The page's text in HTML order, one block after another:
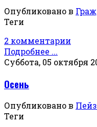
Опубликовано в
Теги
2 комментарии
Подробнее ...
Суббота, 05 октября
Осень
Опубликовано в
Теги